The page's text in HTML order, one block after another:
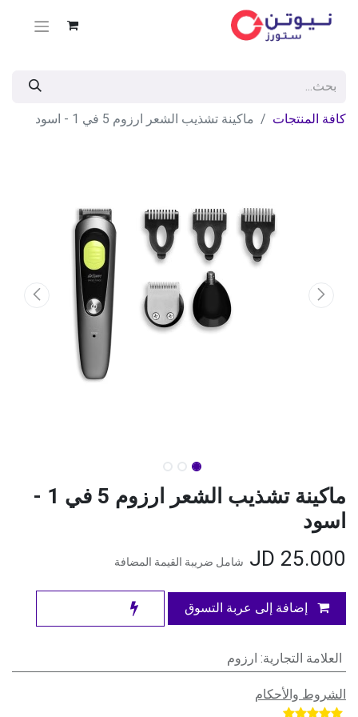
كافة المنتجات ماكينة تشذيب الشعر ارزوم 5 في 1 - اسود
ماكينة تشذيب الشعر ارزوم 5 في 1 -
اسود
25.000
شامل ضريبة القيمة المضافة
إضافة إلى عربة التسوق
العلامة التجارية: ارزوم
الشروط والأحكام